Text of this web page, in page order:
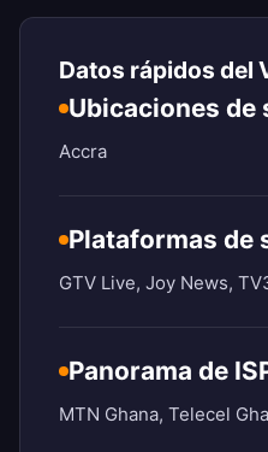
Datos rápidos del
Ubicaciones de
Accra
Plataformas de
GTV Live, Joy News,
Panorama de
MTN Ghana, Telecel